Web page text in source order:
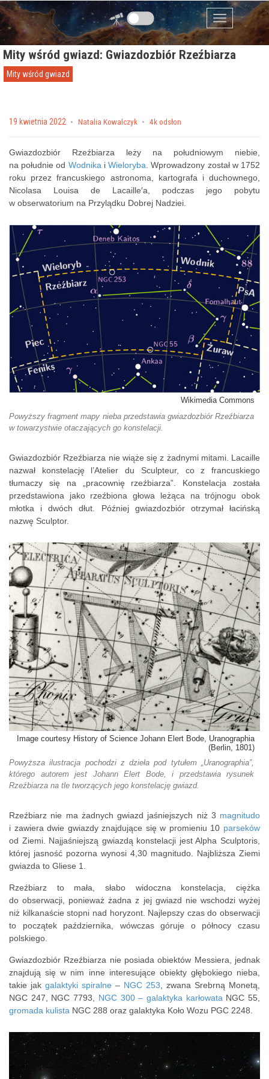
Przejdź do zawartości
Menu
Mity wśród gwiazd: Gwiazdozbiór Rzeźbiarza
Mity wśród gwiazd
Posted on
19 kwietnia 2022 by Natalia Kowalczyk 4k odsłon
Gwiazdozbiór Rzeźbiarza leży na południowym niebie,
na południe od Wodnika iWieloryba . Wprowadzony został w 1752
roku przez francuskiego astronoma, kartografa i duchownego,
Nicolasa Louisa de Lacaille′a, podczas jego pobytu
w obserwatorium na Przylądku Dobrej Nadziei.
Wikimedia Commons
Powyższy fragment mapy nieba przedstawia gwiazdozbiór Rzeźbiarza
w towarzystwie otaczających go konstelacji.
Gwiazdozbiór Rzeźbiarza nie wiąże się z żadnymi mitami. Lacaille
nazwał konstelację l’Atelier du Sculpteur, co z francuskiego
tłumaczy się na „pracownię rzeźbiarza”. Konstelacja została
przedstawiona jako rzeźbiona głowa leżąca na trójnogu obok
młotka i dwóch dłut. Później gwiazdozbiór otrzymał łacińską
nazwę Sculptor.
Image courtesy History of Science Johann Elert Bode, Uranographia
(Berlin, 1801)
Powyższa ilustracja pochodzi z dzieła pod tytułem „Uranographia”,
którego autorem jest Johann Elert Bode, i przedstawia rysunek
Rzeźbiarza na tle tworzących jego konstelację gwiazd.
Rzeźbiarz nie ma żadnych gwiazd jaśniejszych niż 3 magnitudo
i zawiera dwie gwiazdy znajdujące się w promieniu 10 parseków
od Ziemi. Najjaśniejszą gwiazdą konstelacji jest Alpha Sculptoris,
której jasność pozorna wynosi 4,30 magnitudo. Najbliższa Ziemi
gwiazda to Gliese 1.
Rzeźbiarz to mała, słabo widoczna konstelacja, ciężka
do obserwacji, ponieważ żadna z jej gwiazd nie wschodzi wyżej
niż kilkanaście stopni nad horyzont. Najlepszy czas do obserwacji
to początek października, wówczas góruje o północy czasu
polskiego.
Gwiazdozbiór Rzeźbiarza nie posiada obiektów Messiera, jednak
znajdują się w nim inne interesujące obiekty głębokiego nieba,
takie jak galaktyki spiralne – NGC 253 , zwana Srebrną Monetą,
NGC 247, NGC 7793, NGC 300 – galaktyka karłowata NGC 55,
gromada kulista NGC 288 oraz galaktyka Koło Wozu PGC 2248.